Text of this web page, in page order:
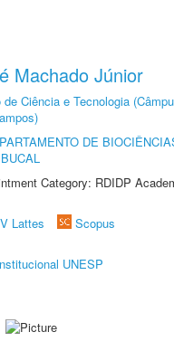
Machado Júnior
Ciência e Tecnologia
DE
Category: RDIDP
Lattes
Scopus
UNESP